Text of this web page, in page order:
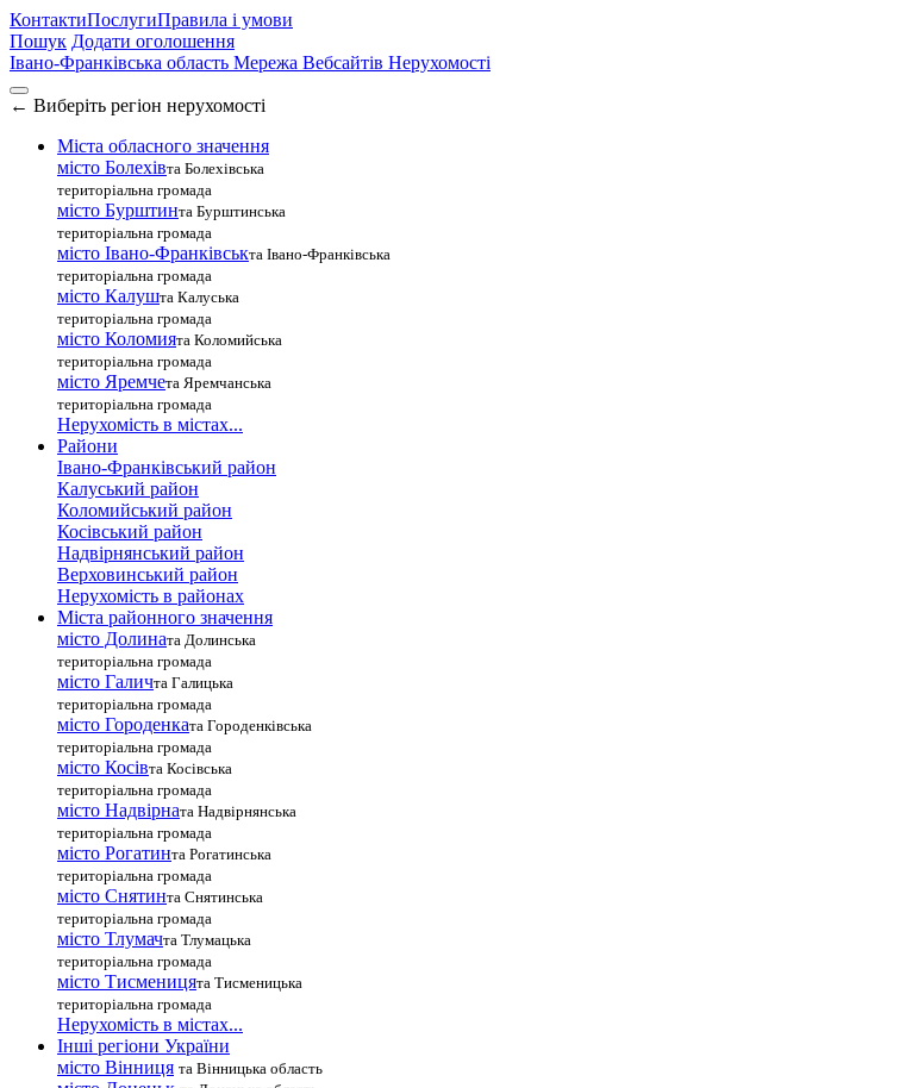
КонтактиПослугиПравила і умови
Пошук Додати оголошення
Івано-Франківська область Мережа Вебсайтів Нерухомості
← Виберіть регіон нерухомості
Міста обласного значення
місто Болехівта Болехівська
територіальна громада
місто Бурштинта Бурштинська
територіальна громада
місто Івано-Франківськта Івано-Франківська
територіальна громада
місто Калушта Калуська
територіальна громада
місто Коломията Коломийська
територіальна громада
місто Яремчета Яремчанська
територіальна громада
Нерухомість в містах...
Райони
Івано-Франківський район
Калуський район
Коломийський район
Косівський район
Надвірнянський район
Верховинський район
Нерухомість в районах
Міста районного значення
місто Долината Долинська
територіальна громада
місто Галичта Галицька
територіальна громада
місто Городенката Городенківська
територіальна громада
місто Косівта Косівська
територіальна громада
місто Надвірната Надвірнянська
територіальна громада
місто Рогатинта Рогатинська
територіальна громада
місто Снятинта Снятинська
територіальна громада
місто Тлумачта Тлумацька
територіальна громада
місто Тисменицята Тисменицька
територіальна громада
Нерухомість в містах...
Інші регіони України
місто Вінниця та Вінницька область